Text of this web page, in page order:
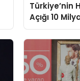
Türkiye’nin
Açığı 10
İhracat Arttı